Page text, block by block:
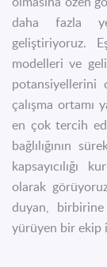
daha fazla
geliştiriyoruz.
modelleri ve
potansiyellerini
çalışma ortamı
en çok tercih
bağlılığının
kapsayıcılığı
olarak
duyan,
yürüyen bir ekip